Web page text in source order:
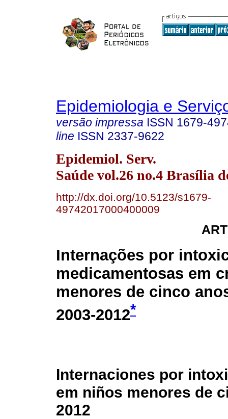
Epidemiologia e
versão impressa ISSN 1679-
line ISSN 2337-9622
Epidemiol. Serv.
Saúde vol.26 no.4 Brasília
http://dx.doi.org/10.5123/s1679-
49742017000400009
Internações por
medicamentosas em
menores de cinco
2003-2012*
Internaciones por
em niños menores de
2012